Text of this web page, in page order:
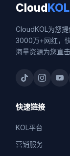
CloudKOL
CloudKOL为您提
3000万+网红，
海量资源为您直
快速链接
KOL平台
营销服务